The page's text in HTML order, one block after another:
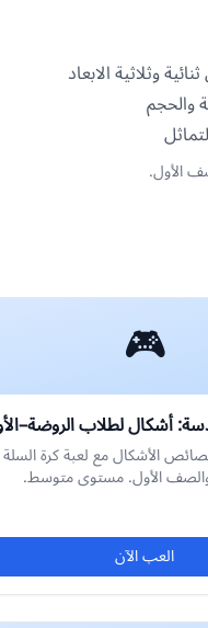
وثلاثية الابعاد
والحجم
الأول.
🎮
أشكال لطلاب
الأشكال مع لعبة كرة السلة
الأول. مستوى متوسط.
العب الآن